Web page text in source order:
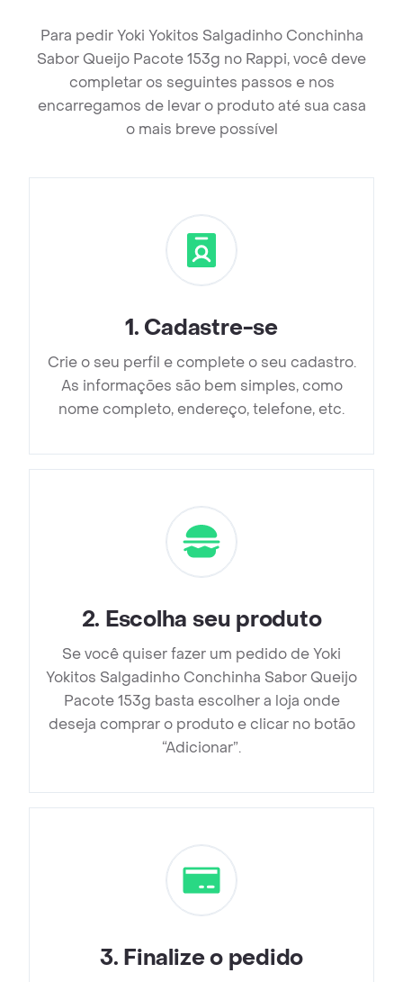
Para pedir Yoki Yokitos Salgadinho Conchinha
Sabor Queijo Pacote 153g no Rappi, você deve
completar os seguintes passos e nos
encarregamos de levar o produto até sua casa
o mais breve possível
1. Cadastre-se
Crie o seu perfil e complete o seu cadastro.
As informações são bem simples, como
nome completo, endereço, telefone, etc.
2. Escolha seu produto
Se você quiser fazer um pedido de Yoki
Yokitos Salgadinho Conchinha Sabor Queijo
Pacote 153g basta escolher a loja onde
deseja comprar o produto e clicar no botão
“Adicionar”.
3. Finalize o pedido